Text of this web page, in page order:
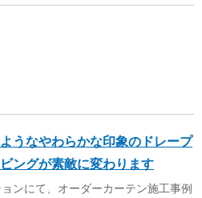
うなやわらかな印象のドレープ
ングが素敵に変わります
ンにて、オーダーカーテン施工事例